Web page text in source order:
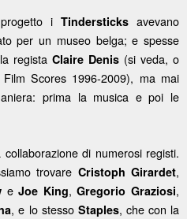
iTindersticks avevano
per un museo belga; e spesse
regista Claire Denis (si veda, o
Scores 1996-2009), ma mai
prima la musica e poi le
di numerosi registi.
trovare Cristoph Girardet,
eJoe King,Gregorio Graziosi,
, e lo stesso Staples, che con la